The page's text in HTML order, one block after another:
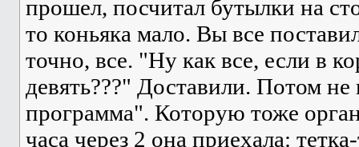
прошел, посчитал бутылки на
то коньяка мало. Вы все
точно, все. "Ну как все, если в
девять???" Доставили. Потом не
программа". Которую тоже
часа через 2 она приехала: